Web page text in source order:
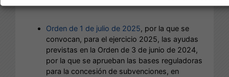
Orden de 1 de julio de 2025, por la que se
convocan, para el ejercicio 2025, las ayudas
previstas en la Orden de 3 de junio de 2024,
por la que se aprueban las bases reguladoras
para la concesión de subvenciones, en